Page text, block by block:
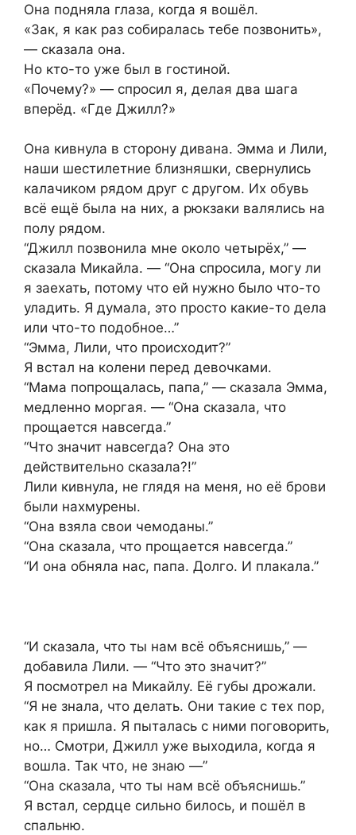
Она подняла глаза, когда я вошёл.
«Зак, я как раз собиралась тебе позвонить»,
— сказала она.
Но кто-то уже был в гостиной.
«Почему?» — спросил я, делая два шага
вперёд. «Где Джилл?»
Она кивнула в сторону дивана. Эмма и Лили,
наши шестилетние близняшки, свернулись
калачиком рядом друг с другом. Их обувь
всё ещё была на них, а рюкзаки валялись на
полу рядом.
“Джилл позвонила мне около четырёх,” —
сказала Микайла. — “Она спросила, могу ли
я заехать, потому что ей нужно было что-то
уладить. Я думала, это просто какие-то дела
или что-то подобное…”
“Эмма, Лили, что происходит?”
Я встал на колени перед девочками.
“Мама попрощалась, папа,” — сказала Эмма,
медленно моргая. — “Она сказала, что
прощается навсегда.”
“Что значит навсегда? Она это
действительно сказала?!”
Лили кивнула, не глядя на меня, но её брови
были нахмурены.
“Она взяла свои чемоданы.”
“Она сказала, что прощается навсегда.”
“И она обняла нас, папа. Долго. И плакала.”
“И сказала, что ты нам всё объяснишь,” —
добавила Лили. — “Что это значит?”
Я посмотрел на Микайлу. Её губы дрожали.
“Я не знала, что делать. Они такие с тех пор,
как я пришла. Я пыталась с ними поговорить,
но… Смотри, Джилл уже выходила, когда я
вошла. Так что, не знаю —”
“Она сказала, что ты нам всё объяснишь.”
Я встал, сердце сильно билось, и пошёл в
спальню.